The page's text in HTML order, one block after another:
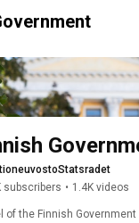
subscribers • 1.4K videos
of the Finnish